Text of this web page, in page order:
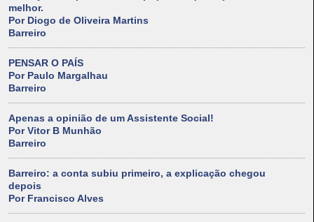
melhor.
Por Diogo de Oliveira Martins
Barreiro
PENSAR O PAÍS
Por Paulo Margalhau
Barreiro
Apenas a opinião de um Assistente Social!
Por Vitor B Munhão
Barreiro
Barreiro: a conta subiu primeiro, a explicação chegou
depois
Por Francisco Alves